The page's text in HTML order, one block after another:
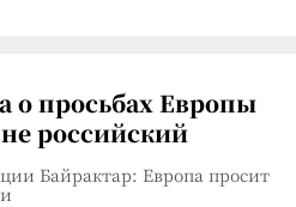
о просьбах Европы
российский
Байрактар: Европа просит